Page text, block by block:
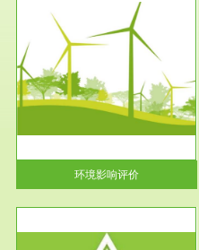
环境影响评价
服务范围
环保竣工验收
根据《建设项目环境保护管理条
例》第十七条 编制环境影响报
告书、...